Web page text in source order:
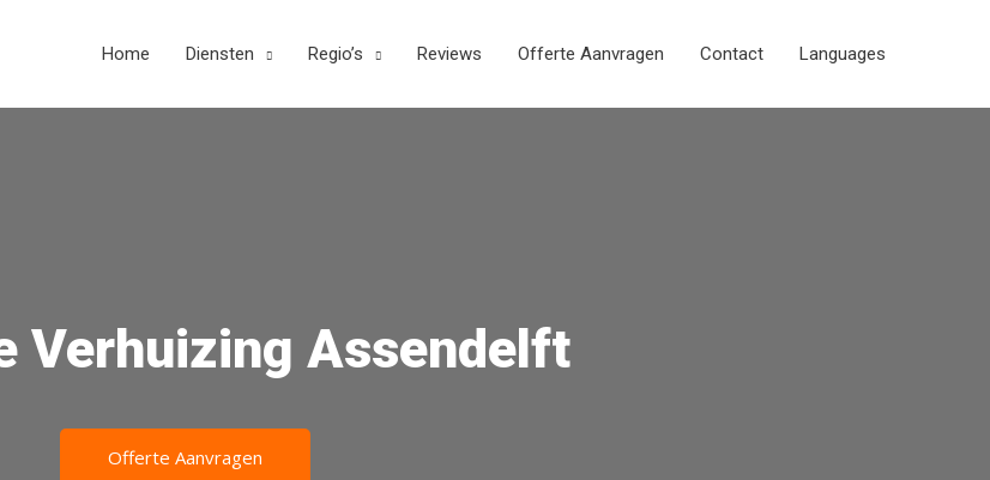
Home Diensten Regio’s Reviews Offerte Aanvragen Contact Languages
Verhuizing Assendelft
Offerte Aanvragen